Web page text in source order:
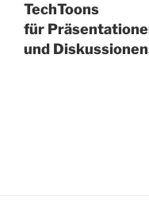
TechToons
für
und